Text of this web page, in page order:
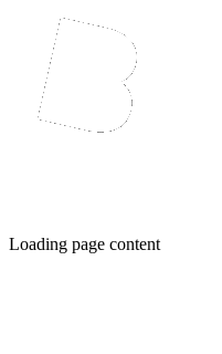
Loading page content